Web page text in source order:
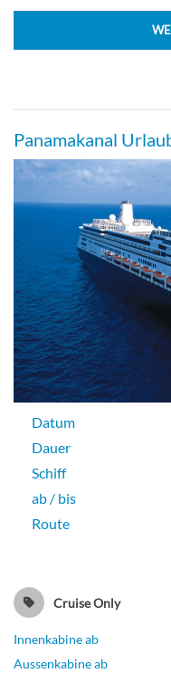
Aussenkabine
Delphin-Deck
Aussenkabine
Große Kabine mit
Delphin-Deck
Aussenkabine
Große Kabine mit
Aussenkabine
Panamakanal
Datum
Dauer
Schiff
ab / bis
Route
Cruise Only
Innenkabine ab
Aussenkabine ab